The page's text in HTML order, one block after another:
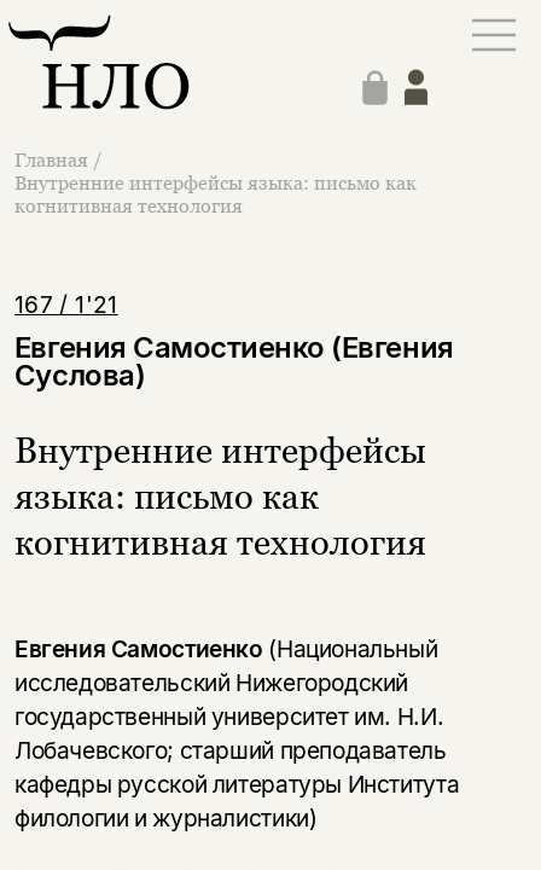
Главная /
Внутренние интерфейсы языка: письмо как
когнитивная технология
167 / 1'21
Евгения Самостиенко (Евгения
Суслова)
Внутренние интерфейсы
языка: письмо как
когнитивная технология
Евгения Самостиенко (Национальный
исследовательский Нижегородский
государственный университет им. Н.И.
Лобачевского; старший преподаватель
кафедры русской литературы Института
филологии и журналистики)